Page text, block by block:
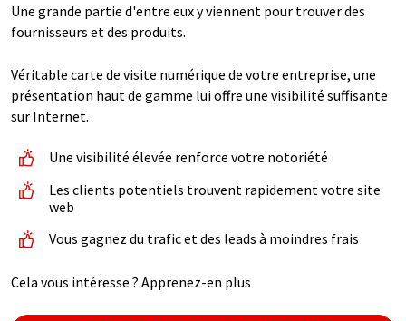
Une grande partie d'entre eux y viennent pour trouver des
fournisseurs et des produits.
Véritable carte de visite numérique de votre entreprise, une
présentation haut de gamme lui offre une visibilité suffisante
sur Internet.
Une visibilité élevée renforce votre notoriété
Les clients potentiels trouvent rapidement votre site
web
Vous gagnez du trafic et des leads à moindres frais
Cela vous intéresse ? Apprenez-en plus